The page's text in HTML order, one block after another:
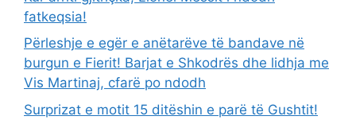
fatkeqsia!
Përleshje e egër e anëtarëve të bandave në
burgun e Fierit! Barjat e Shkodrës dhe lidhja me
Vis Martinaj, cfarë po ndodh
Surprizat e motit 15 ditëshin e parë të Gushtit!